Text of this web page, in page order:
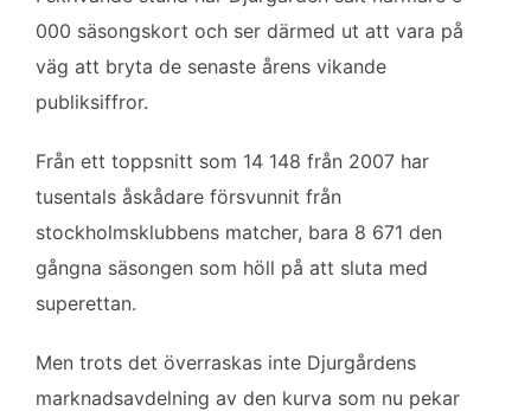
000 säsongskort och ser därmed ut att vara på
väg att bryta de senaste årens vikande
publiksiffror.
Från ett toppsnitt som 14 148 från 2007 har
tusentals åskådare försvunnit från
stockholmsklubbens matcher, bara 8 671 den
gångna säsongen som höll på att sluta med
superettan.
Men trots det överraskas inte Djurgårdens
marknadsavdelning av den kurva som nu pekar